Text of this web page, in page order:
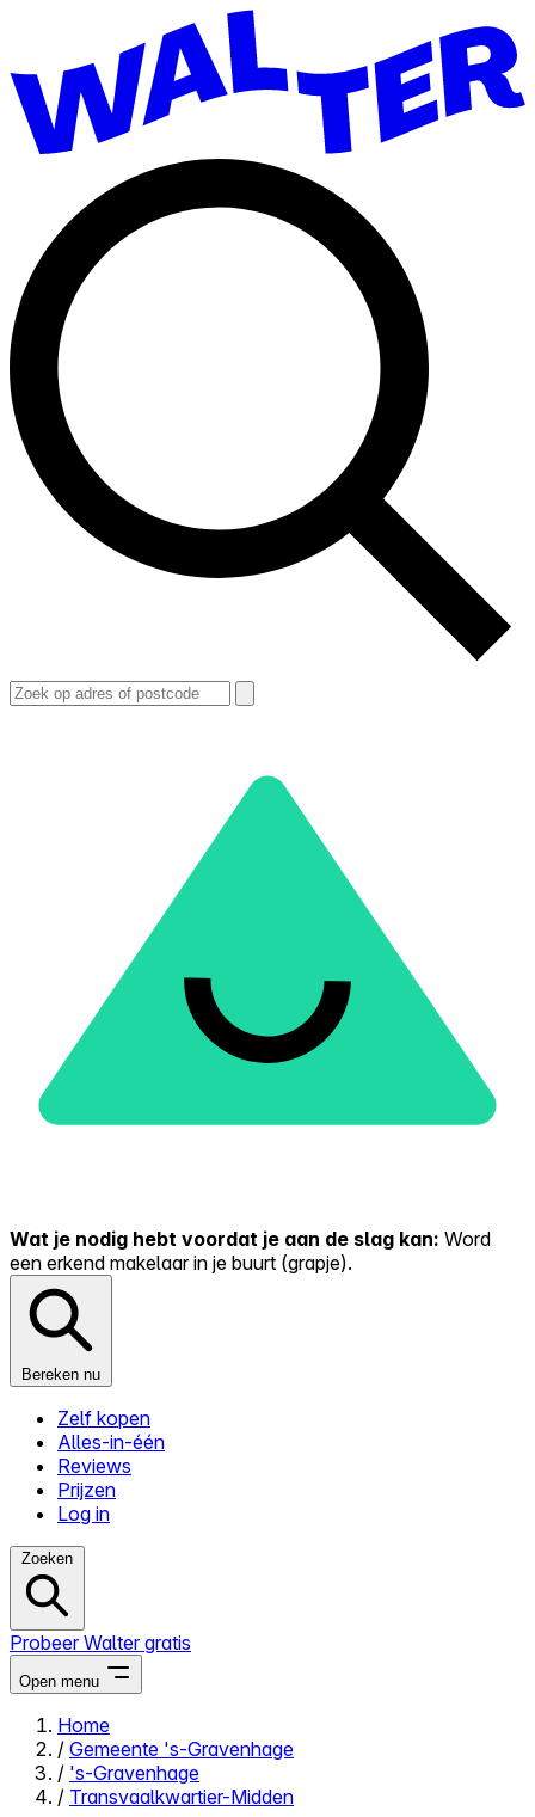
Wat je nodig hebt voordat je aan de slag kan: Word
een erkend makelaar in je buurt (grapje).
Bereken nu
Zelf kopen
Alles-in-één
Reviews
Prijzen
Log in
Zoeken
Probeer Walter gratis
Open menu
Close menu
Home
/ Gemeente 's-Gravenhage
/ 's-Gravenhage
/ Transvaalkwartier-Midden